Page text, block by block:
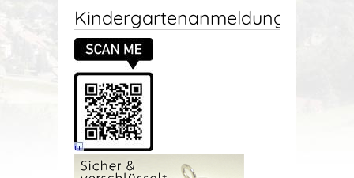
Kindergartenanmeldung